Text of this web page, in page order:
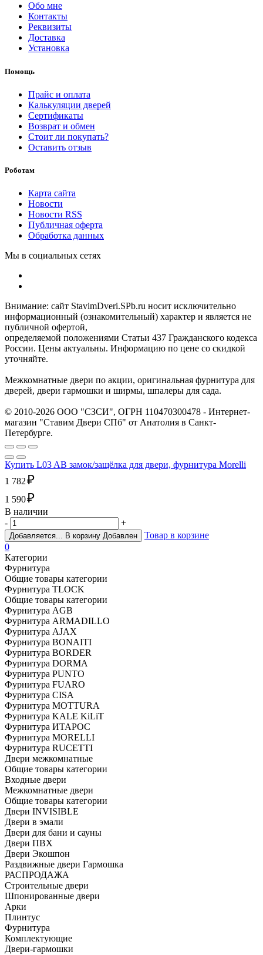
Обо мне
Контакты
Реквизиты
Доставка
Установка
Помощь
Прайс и оплата
Калькуляции дверей
Сертификаты
Возврат и обмен
Стоит ли покупать?
Оставить отзыв
Роботам
Карта сайта
Новости
Новости RSS
Публичная оферта
Обработка данных
Мы в социальных сетях
Внимание: сайт StavimDveri.SPb.ru носит исключительно
информационный (ознакомительный) характер и является не
публичной офертой,
определяемой положениями Статьи 437 Гражданского кодекса
России. Цены актуальны. Информацию по цене со скидкой
уточняйте.
Межкомнатные двери по акции, оригинальная фурнитура для
дверей, двери гармошки и ширмы, шпалеры для сада.
© 2010-2026 ООО "СЗСИ", ОГРН 110470300478 - Интернет-
магазин "Ставим Двери СПб" от Анатолия в Санкт-
Петербурге.
Купить L03 AB замок/защёлка для двери, фурнитура Morelli
1 782₽
1 590₽
В наличии
-
+
Добавляется... В корзину Добавлен
Товар в корзине
0
Категории
Фурнитура
Общие товары категории
Фурнитура TLOCK
Общие товары категории
Фурнитура AGB
Фурнитура ARMADILLO
Фурнитура AJAX
Фурнитура BONAITI
Фурнитура BORDER
Фурнитура DORMA
Фурнитура PUNTO
Фурнитура FUARO
Фурнитура CISA
Фурнитура MOTTURA
Фурнитура KALE KiLiT
Фурнитура ИТАРОС
Фурнитура MORELLI
Фурнитура RUCETTI
Двери межкомнатные
Общие товары категории
Входные двери
Межкомнатные двери
Общие товары категории
Двери INVISIBLE
Двери в эмали
Двери для бани и сауны
Двери ПВХ
Двери Экошпон
Раздвижные двери Гармошка
РАСПРОДАЖА
Строительные двери
Шпонированные двери
Арки
Плинтус
Фурнитура
Комплектующие
Двери-гармошки